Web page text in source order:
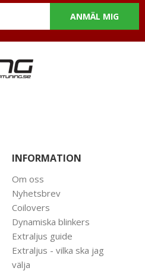
ANMÄL MIG
INFORMATION
Om oss
Nyhetsbrev
Coilovers
Dynamiska blinkers
Extraljus guide
Extraljus - vilka ska jag
välja